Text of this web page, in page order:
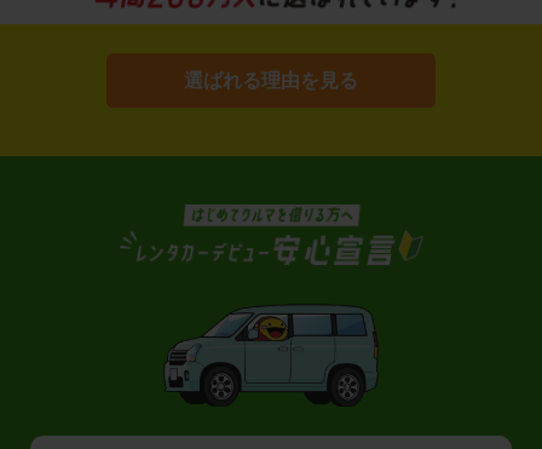
選ばれる理由を見る